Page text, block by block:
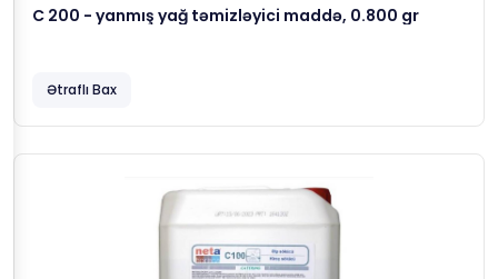
C 200 - yanmış yağ təmizləyici maddə, 0.800 gr
Ətraflı Bax